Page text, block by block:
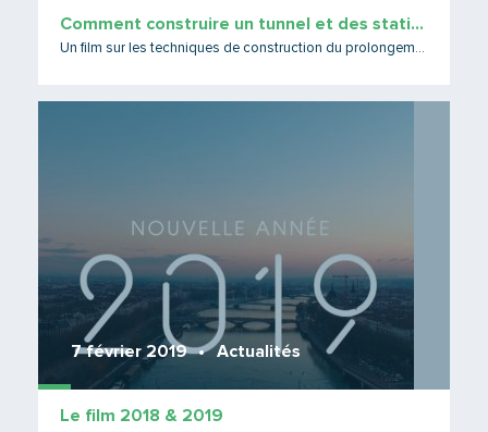
Comment construire un tunnel et des stations de métro ?
Un film sur les techniques de construction du prolongement du MB
7 février 2019 Actualités
Le film 2018 & 2019